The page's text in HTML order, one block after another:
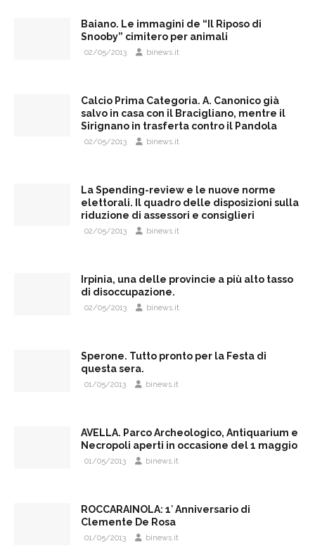
Baiano. Le immagini de “Il Riposo di
Snooby” cimitero per animali
02/05/2013 binews.it
Calcio Prima Categoria. A. Canonico già
salvo in casa con il Bracigliano, mentre il
Sirignano in trasferta contro il Pandola
02/05/2013 binews.it
La Spending-review e le nuove norme
elettorali. Il quadro delle disposizioni sulla
riduzione di assessori e consiglieri
02/05/2013 binews.it
Irpinia, una delle provincie a più alto tasso
di disoccupazione.
02/05/2013 binews.it
Sperone. Tutto pronto per la Festa di
questa sera.
01/05/2013 binews.it
AVELLA. Parco Archeologico, Antiquarium e
Necropoli aperti in occasione del 1 maggio
01/05/2013 binews.it
ROCCARAINOLA: 1′ Anniversario di
Clemente De Rosa
01/05/2013 binews.it